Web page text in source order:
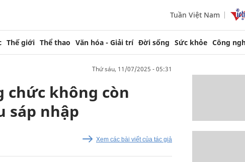
Tuần Việt Nam
Thế giới Thể thao Văn hóa - Giải trí Đời sống Sức khỏe Công
thứ sáu, 11/07/2025 - 05:31
chức không còn
sáp nhập
Xem các bài viết của tác giả